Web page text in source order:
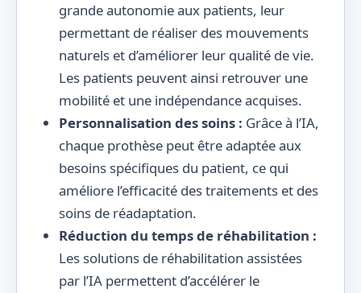
grande autonomie aux patients, leur
permettant de réaliser des mouvements
naturels et d’améliorer leur qualité de vie.
Les patients peuvent ainsi retrouver une
mobilité et une indépendance acquises.
Personnalisation des soins : Grâce à l’IA,
chaque prothèse peut être adaptée aux
besoins spécifiques du patient, ce qui
améliore l’efficacité des traitements et des
soins de réadaptation.
Réduction du temps de réhabilitation :
Les solutions de réhabilitation assistées
par l’IA permettent d’accélérer le